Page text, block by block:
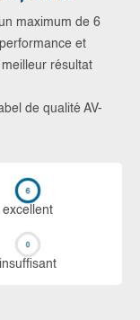
maximum de 6
et
résultat
de qualité AV-
ex­cellent
in­suf­fi­sant